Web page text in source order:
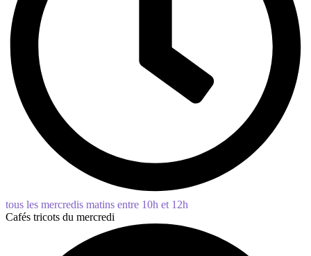
tous les mercredis matins entre 10h et 12h
Cafés tricots du mercredi